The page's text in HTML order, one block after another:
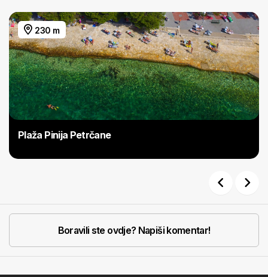
230 m
Plaža Pinija Petrčane
Boravili ste ovdje? Napiši komentar!